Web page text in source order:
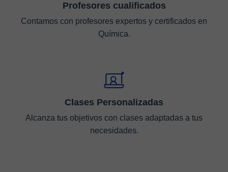
Profesores cualificados
Contamos con profesores expertos y certificados en
Química.
Clases Personalizadas
Alcanza tus objetivos con clases adaptadas a tus
necesidades.